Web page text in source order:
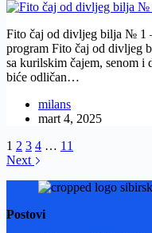
Fito čaj od divljeg bilja № 1
program Fito čaj od divljeg
sa kurilskim čajem, senom i
biće odličan…
milans
mart 4, 2025
1 2 3 4 … 11
Next
Postovi